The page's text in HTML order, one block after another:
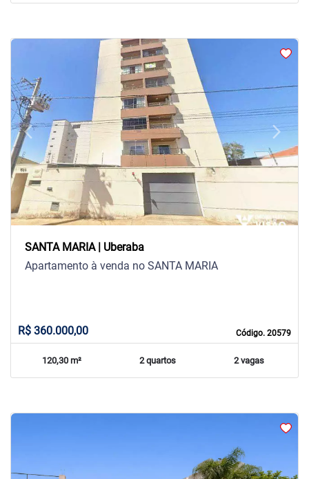
arrow_back_iosPrevious arrow_forward_ios
Next
SANTA MARIA | Uberaba
Código. 20579
Apartamento à venda no SANTA MARIA
R$ 360.000,00
120,30 m² 2 quartos 2 vagas